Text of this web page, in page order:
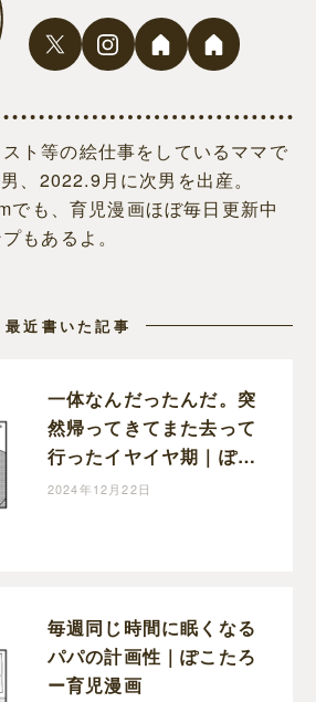
ト等の絵仕事をしているママで
、2022.9月に次男を出産。
も、育児漫画ほぼ毎日更新中
もあるよ。
最近書いた記事
一体なんだったんだ。突
然帰ってきてまた去って
行ったイヤイヤ期｜ぽこ
たろー育児漫画
2024年12月22日
毎週同じ時間に眠くなる
パパの計画性｜ぽこたろ
ー育児漫画